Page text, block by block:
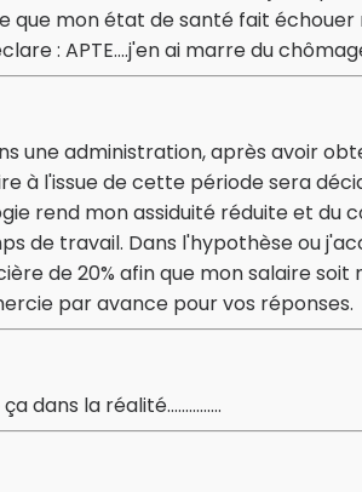
que mon état de santé fait
: APTE....j'en ai marre du
une administration, après avoir
à l'issue de cette période sera
rend mon assiduité réduite et du
de travail. Dans l'hypothèse ou
de 20% afin que mon salaire
par avance pour vos réponses.
dans la réalité...............